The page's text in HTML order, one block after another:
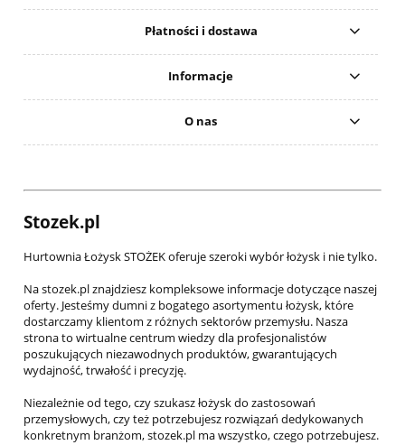
Płatności i dostawa
Informacje
O nas
Stozek.pl
Hurtownia Łożysk STOŻEK oferuje szeroki wybór łożysk i nie tylko.
Na stozek.pl znajdziesz kompleksowe informacje dotyczące naszej
oferty. Jesteśmy dumni z bogatego asortymentu łożysk, które
dostarczamy klientom z różnych sektorów przemysłu. Nasza
strona to wirtualne centrum wiedzy dla profesjonalistów
poszukujących niezawodnych produktów, gwarantujących
wydajność, trwałość i precyzję.
Niezależnie od tego, czy szukasz łożysk do zastosowań
przemysłowych, czy też potrzebujesz rozwiązań dedykowanych
konkretnym branżom, stozek.pl ma wszystko, czego potrzebujesz.